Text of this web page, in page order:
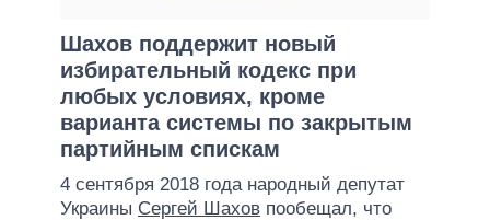
Шахов поддержит новый
избирательный кодекс при
любых условиях, кроме
варианта системы по закрытым
партийным спискам
4 сентября 2018 года народный депутат
Украины Сергей Шахов пообещал, что